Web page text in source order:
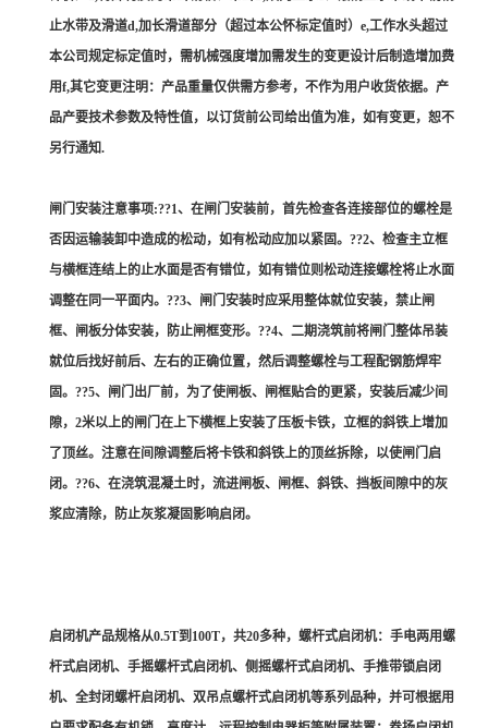
止水带及滑道d,加长滑道部分（超过本公怀标定值时）e,工作水头超过
本公司规定标定值时，需机械强度增加需发生的变更设计后制造增加费
用f,其它变更注明：产品重量仅供需方参考，不作为用户收货依据。产
品产要技术参数及特性值，以订货前公司给出值为准，如有变更，恕不
另行通知.
闸门安装注意事项:??1、在闸门安装前，首先检查各连接部位的螺栓是
否因运输装卸中造成的松动，如有松动应加以紧固。??2、检查主立框
与横框连结上的止水面是否有错位，如有错位则松动连接螺栓将止水面
调整在同一平面内。??3、闸门安装时应采用整体就位安装，禁止闸
框、闸板分体安装，防止闸框变形。??4、二期浇筑前将闸门整体吊装
就位后找好前后、左右的正确位置，然后调整螺栓与工程配钢筋焊牢
固。??5、闸门出厂前，为了使闸板、闸框贴合的更紧，安装后减少间
隙，2米以上的闸门在上下横框上安装了压板卡铁，立框的斜铁上增加
了顶丝。注意在间隙调整后将卡铁和斜铁上的顶丝拆除，以使闸门启
闭。??6、在浇筑混凝土时，流进闸板、闸框、斜铁、挡板间隙中的灰
浆应清除，防止灰浆凝固影响启闭。
启闭机产品规格从0.5T到100T，共20多种，螺杆式启闭机：手电两用螺
杆式启闭机、手摇螺杆式启闭机、侧摇螺杆式启闭机、手推带锁启闭
机、全封闭螺杆启闭机、双吊点螺杆式启闭机等系列品种，并可根据用